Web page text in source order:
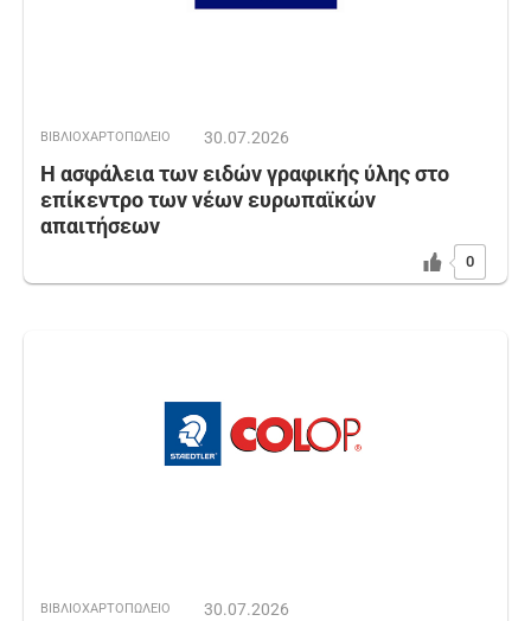
ΒΙΒΛΙΟΧΑΡΤΟΠΩΛΕΙΟ 30.07.2026
Η ασφάλεια των ειδών γραφικής ύλης στο
επίκεντρο των νέων ευρωπαϊκών
απαιτήσεων
0
ΒΙΒΛΙΟΧΑΡΤΟΠΩΛΕΙΟ 30.07.2026